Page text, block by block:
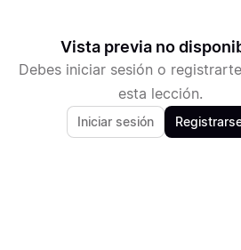
Vista previa no
Debes iniciar sesión o
esta lección.
Iniciar sesión